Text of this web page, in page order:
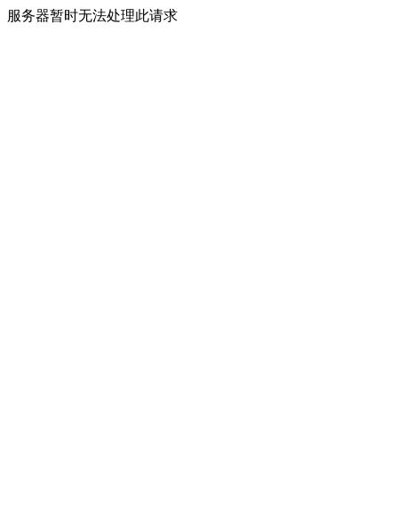
服务器暂时无法处理此请求